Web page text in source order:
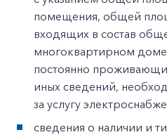
помещения, общей
входящих в состав
многоквартирном
постоянно
иных сведений,
за услугу
сведения о наличии и